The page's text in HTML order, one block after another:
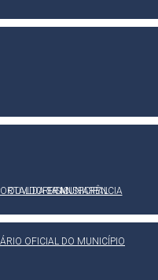
DA TRANSPARÊNCIA
E-SIC
OUVIDORIA MUNICIPAL
OFICIAL DO MUNICÍPIO